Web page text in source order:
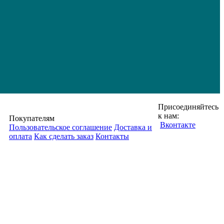
Покупателям
Пользовательское соглашение Доставка и
оплата Как сделать заказ Контакты
Присоединяйтесь
к нам:
Вконтакте